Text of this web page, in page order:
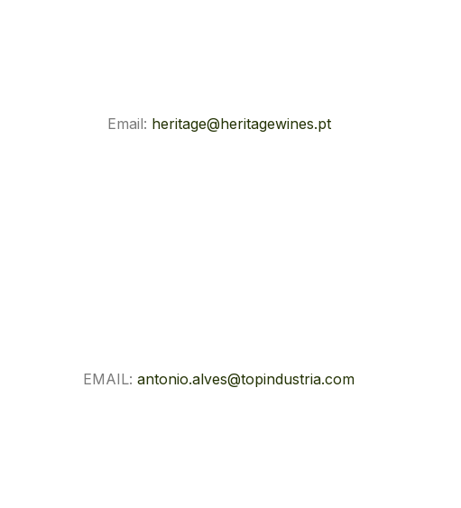
Email: heritage@heritagewines.pt
EMAIL:antonio.alves@topindustria.com